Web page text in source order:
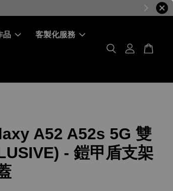
品 客製化服務
A52 A52s 5G 雙
- 鎧甲盾支架